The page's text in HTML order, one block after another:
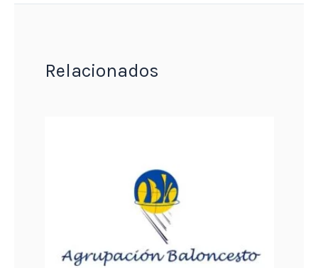
Relacionados